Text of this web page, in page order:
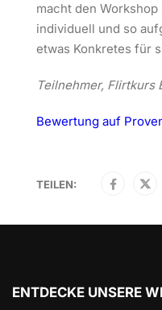
macht den
individuell und so
etwas Konkretes für
Teilnehmer, Flirtkurs
Bewertung auf
TEILEN:
ENTDECKE UNSERE